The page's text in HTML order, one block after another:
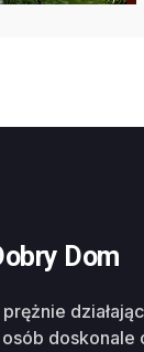
Dom
doskonale